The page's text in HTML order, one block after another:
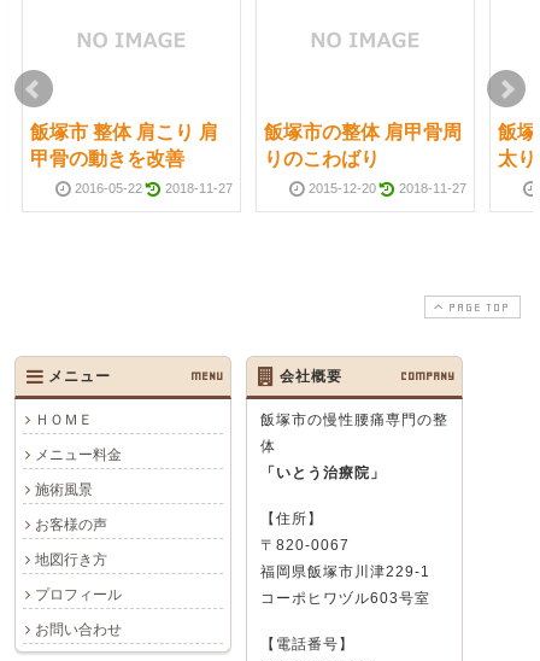
飯塚市 整体 肩こり 肩
甲骨の動きを改善
2016-05-22 2018-11-27
飯塚市の整体 肩甲骨周
りのこわばり
2015-12-20 2018-11-27
飯
太
PAGE TOP
メニュー MENU
ＨＯＭＥ
メニュー料金
施術風景
お客様の声
地図行き方
プロフィール
お問い合わせ
会社概要 COMPANY
飯塚市の慢性腰痛専門の整
体
「いとう治療院」
【住所】
〒820-0067
福岡県飯塚市川津229-1
コーポヒワヅル603号室
【電話番号】